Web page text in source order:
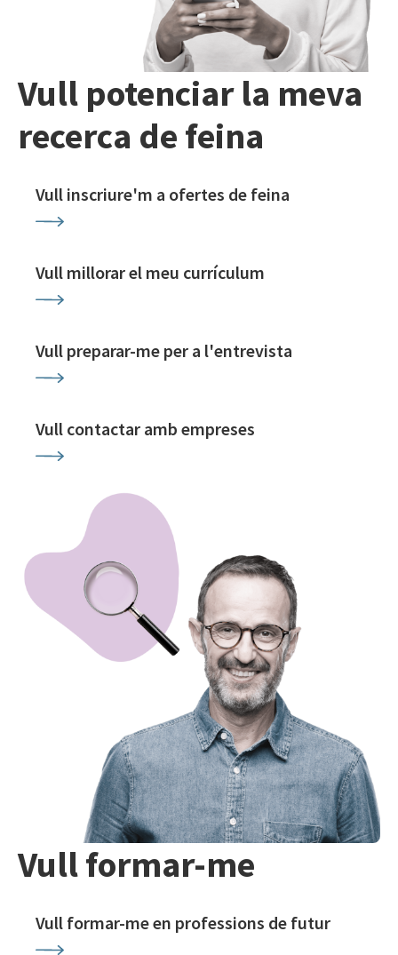
Vull potenciar la meva
recerca de feina
Vull inscriure'm a ofertes de feina
Vull millorar el meu currículum
Vull preparar-me per a l'entrevista
Vull contactar amb empreses
Vull formar-me
Vull formar-me en professions de futur